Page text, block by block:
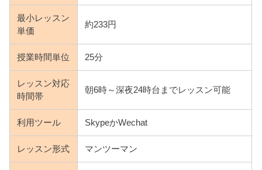
最小レッスン
単価
約233円
授業時間単位 25分
レッスン対応
時間帯
朝6時～深夜24時台までレッスン可能
利用ツール SkypeかWechat
レッスン形式 マンツーマン